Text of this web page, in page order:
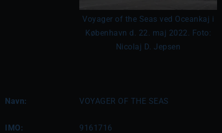
Voyager of the Seas ved Oceankaj i
København d. 22. maj 2022. Foto:
Nicolaj D. Jepsen
Navn: VOYAGER OF THE SEAS
IMO: 9161716